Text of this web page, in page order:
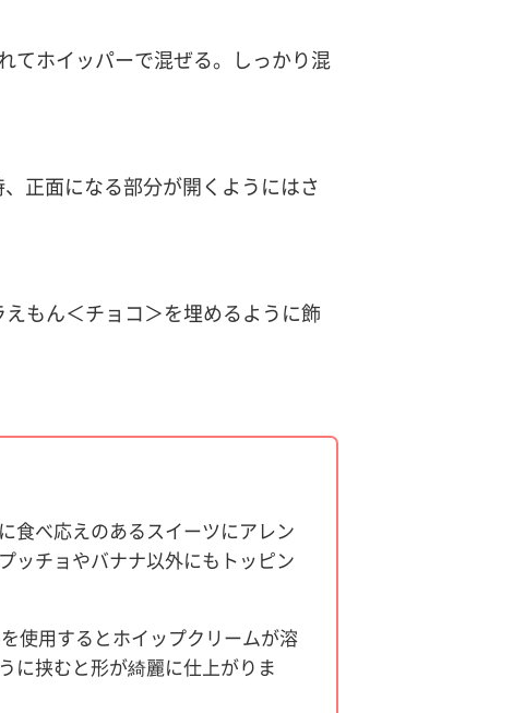
てホイッパーで混ぜる。しっかり混
正面になる部分が開くようにはさ
もん＜チョコ＞を埋めるように飾
食べ応えのあるスイーツにアレン
ッチョやバナナ以外にもトッピン
使用するとホイップクリームが溶
に挟むと形が綺麗に仕上がりま